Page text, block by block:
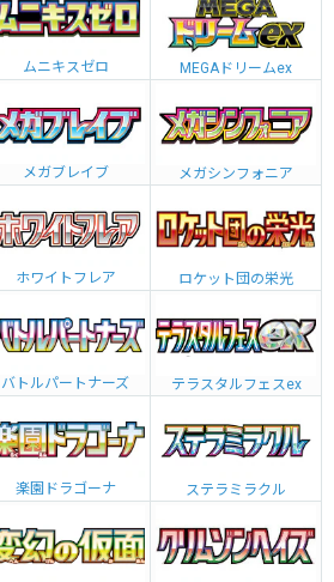
ムニキスゼロ MEGAドリームex
メガブレイブ メガシンフォニア
ホワイトフレア ロケット団の栄光
バトルパートナーズ テラスタルフェスex
楽園ドラゴーナ ステラミラクル